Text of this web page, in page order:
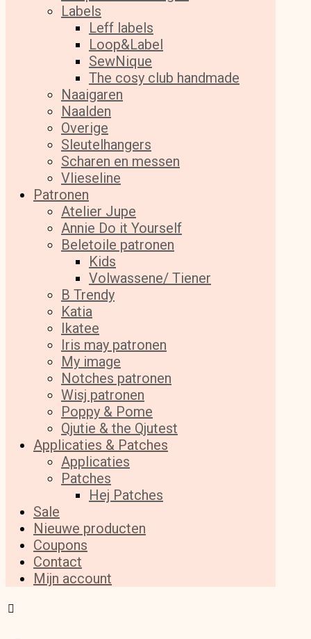
Labels
Leff labels
Loop&Label
SewNique
The cosy club handmade
Naaigaren
Naalden
Overige
Sleutelhangers
Scharen en messen
Vlieseline
Patronen
Atelier Jupe
Annie Do it Yourself
Beletoile patronen
Kids
Volwassene/ Tiener
B Trendy
Katia
Ikatee
Iris may patronen
My image
Notches patronen
Wisj patronen
Poppy & Pome
Qjutie & the Qjutest
Applicaties & Patches
Applicaties
Patches
Hej Patches
Sale
Nieuwe producten
Coupons
Contact
Mijn account